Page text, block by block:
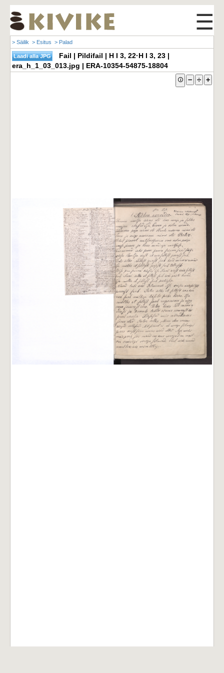
☰
> Säilik > Esitus > Palad
Fail | Pildifail | H I 3, 22·H I 3, 23 |
era_h_1_03_013.jpg | ERA-10354-54875-18804